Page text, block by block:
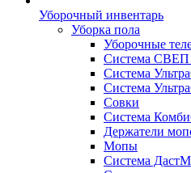
Уборочный инвентарь
Уборка пола
Уборочные
Система
Система
Система
Совки
Система
Держатели
Мопы
Система